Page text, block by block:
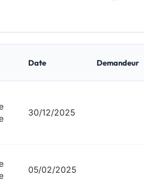
Date Demandeur
30/12/2025
05/02/2025